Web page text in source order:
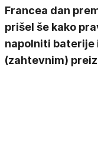
Francea dan
prišel še kako
napolniti baterije
(zahtevnim)